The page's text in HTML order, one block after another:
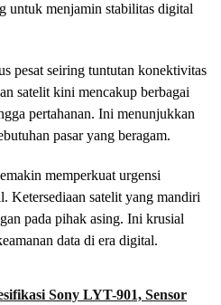
untuk menjamin stabilitas digital
pesat seiring tuntutan konektivitas
satelit kini mencakup berbagai
pertahanan. Ini menunjukkan
pasar yang beragam.
memperkuat urgensi
Ketersediaan satelit yang mandiri
pada pihak asing. Ini krusial
data di era digital.
Sony LYT-901, Sensor